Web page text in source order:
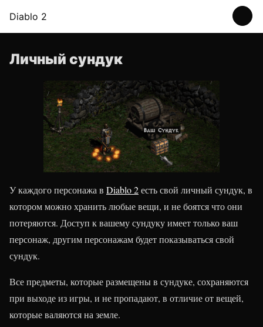
Diablo 2
Личный сундук
У каждого персонажа в Diablo 2есть свой личный сундук, в
котором можно хранить любые вещи, и не боятся что они
потеряются. Доступ к вашему сундуку имеет только ваш
персонаж, другим персонажам будет показываться свой
сундук.
Все предметы, которые размещены в сундуке, сохраняются
при выходе из игры, и не пропадают, в отличие от вещей,
которые валяются на земле.